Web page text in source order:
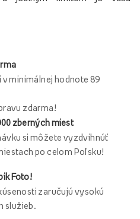
v minimálnej hodnote 89
zdarma!
zberných miest
si môžete vyzdvihnúť
po celom Poľsku!
Foto!
zaručujú vysokú
služieb.